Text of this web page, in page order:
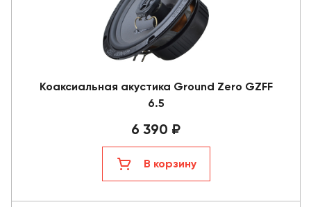
Коаксиальная акустика Ground Zero GZFF
6.5
6 390 ₽
В корзину